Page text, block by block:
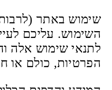
שימוש באתר
השימוש. עליכם
לתנאי שימוש אלה
הפרטיות, כולם או